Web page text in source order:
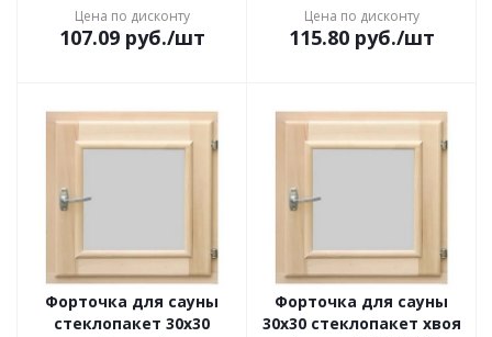
Цена по дисконту
107.09руб./шт
Цена по дисконту
115.80руб./шт
Форточка для сауны
стеклопакет 30х30
Форточка для сауны
30х30 стеклопакет хвоя